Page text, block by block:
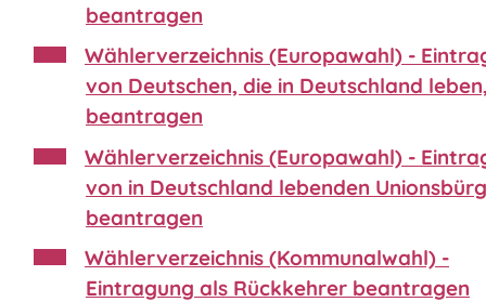
beantragen
Wählerverzeichnis (Europawahl) -
von Deutschen, die in Deutschland
beantragen
Wählerverzeichnis (Europawahl) -
von in Deutschland lebenden
beantragen
Wählerverzeichnis (Kommunalwahl) -
Eintragung als Rückkehrer beantragen